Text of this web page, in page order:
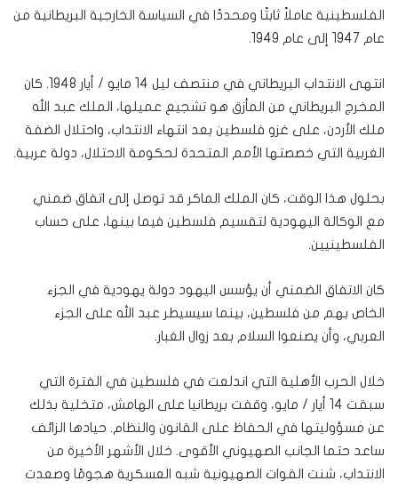
الفلسطينية عاملاً ثابتًا ومحددًا في السياسة الخارجية البريطانية من
عام 1947 إلى عام 1949.
انتهى الانتداب البريطاني في منتصف ليل 14 مايو / أيار 1948. كان
المخرج البريطاني من المأزق هو تشجيع عميلها، الملك عبد الله
ملك الأردن، على غزو فلسطين بعد انتهاء الانتداب، واحتلال الضفة
الغربية التي خصصتها الأمم المتحدة لحكومة الاحتلال، دولة عربية.
بحلول هذا الوقت، كان الملك الماكر قد توصل إلى اتفاق ضمني
مع الوكالة اليهودية لتقسيم فلسطين فيما بينها، على حساب
الفلسطينيين.
كان الاتفاق الضمني أن يؤسس اليهود دولة يهودية في الجزء
الخاص بهم من فلسطين، بينما سيسيطر عبد الله على الجزء
العربي، وأن يصنعوا السلام بعد زوال الغبار.
خلال الحرب الأهلية التي اندلعت في فلسطين في الفترة التي
سبقت 14 أيار / مايو، وقفت بريطانيا على الهامش، متخلية بذلك
عن مسؤوليتها في الحفاظ على القانون والنظام. حيادها الزائف
ساعد حتما الجانب الصهيوني الأقوى. خلال الأشهر الأخيرة من
الانتداب، شنت القوات الصهيونية شبه العسكرية هجومًا وصعدت